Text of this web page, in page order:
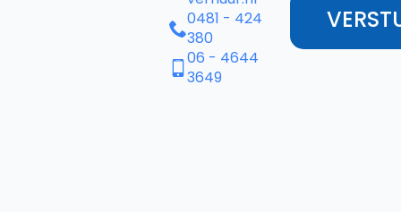
0481 - 424
380
06 - 4644
3649